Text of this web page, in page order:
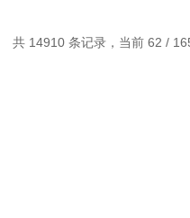
共 14910 条记录，当前 62 /